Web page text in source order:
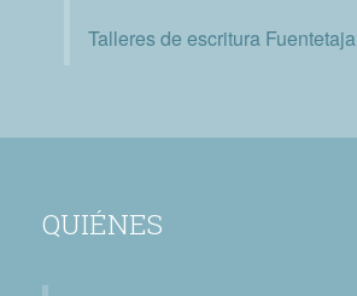
Talleres de escritura Fuentetaja
QUIÉNES